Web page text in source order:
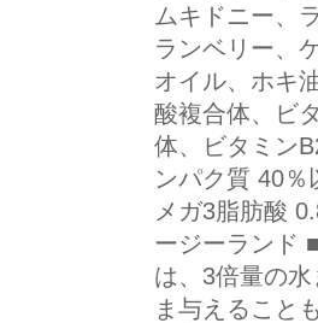
ムキドニー、
ランベリー、
オイル、ホキ
酸複合体、ビ
体、ビタミン
ンパク質 40
メガ3脂肪酸
ージーランド
は、3倍量の
ま与えること